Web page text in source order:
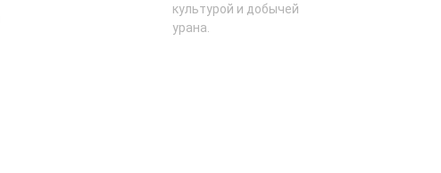
культурой и добычей
урана.